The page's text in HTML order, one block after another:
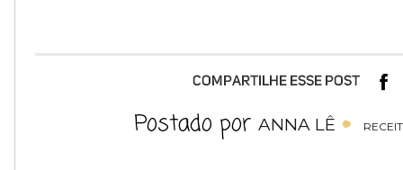
Postado por ANNA LÊ